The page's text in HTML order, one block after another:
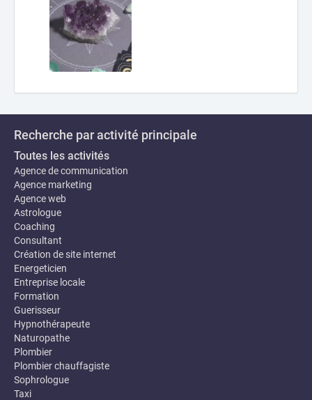
Recherche par activité principale
Toutes les activités
Agence de communication
Agence marketing
Agence web
Astrologue
Coaching
Consultant
Création de site internet
Energeticien
Entreprise locale
Formation
Guerisseur
Hypnothérapeute
Naturopathe
Plombier
Plombier chauffagiste
Sophrologue
Taxi